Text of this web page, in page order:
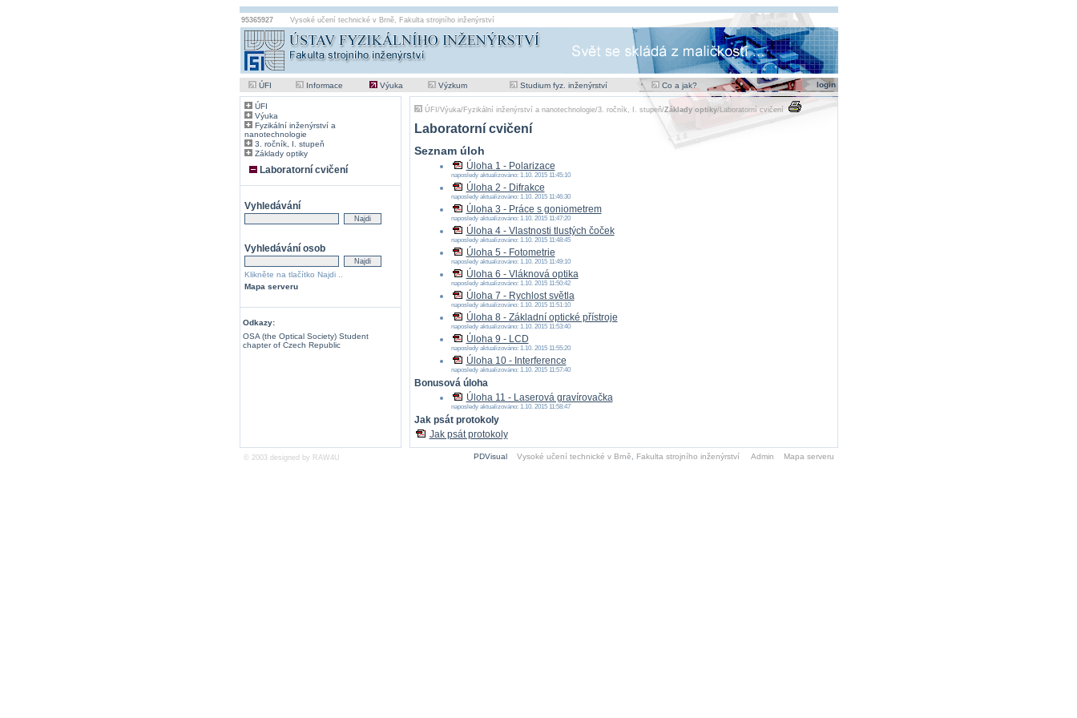
95365927 Vysoké učení technické v Brně, Fakulta strojního inženýrství
ÚFI Informace Výuka Výzkum Studium fyz. inženýrství Co a jak? login
ÚFI
Výuka
Fyzikální inženýrství a
nanotechnologie
3. ročník, I. stupeň
Základy optiky
Laboratorní cvičení
Vyhledávání
Vyhledávání osob
Klikněte na tlačítko Najdi ..
Mapa serveru
Odkazy:
OSA (the Optical Society) Student
chapter of Czech Republic
ÚFI /Výuka/Fyzikální inženýrství a nanotechnologie/3. ročník, I. stupeň/Základy optiky/Laboratorní cvičení
Laboratorní cvičení
Seznam úloh
Úloha 1 - Polarizace
naposledy aktualizováno: 1.10. 2015 11:45:10
Úloha 2 - Difrakce
naposledy aktualizováno: 1.10. 2015 11:46:30
Úloha 3 - Práce s goniometrem
naposledy aktualizováno: 1.10. 2015 11:47:20
Úloha 4 - Vlastnosti tlustých čoček
naposledy aktualizováno: 1.10. 2015 11:48:45
Úloha 5 - Fotometrie
naposledy aktualizováno: 1.10. 2015 11:49:10
Úloha 6 - Vláknová optika
naposledy aktualizováno: 1.10. 2015 11:50:42
Úloha 7 - Rychlost světla
naposledy aktualizováno: 1.10. 2015 11:51:10
Úloha 8 - Základní optické přístroje
naposledy aktualizováno: 1.10. 2015 11:53:40
Úloha 9 - LCD
naposledy aktualizováno: 1.10. 2015 11:55:20
Úloha 10 - Interference
naposledy aktualizováno: 1.10. 2015 11:57:40
Bonusová úloha
Úloha 11 - Laserová gravírovačka
naposledy aktualizováno: 1.10. 2015 11:58:47
Jak psát protokoly
Jak psát protokoly
© 2003 designed by RAW4U PDVisual Vysoké učení technické v Brně Fakulta strojního inženýrství Admin Mapa serveru